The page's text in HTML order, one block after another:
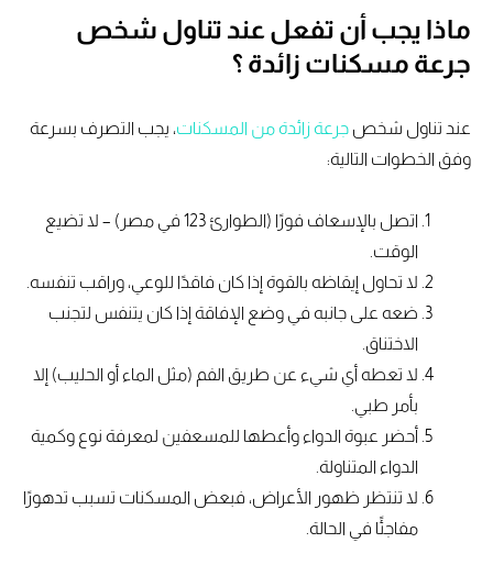
ماذا يجب أن تفعل عند تناول شخص
جرعة مسكنات زائدة ؟
عند تناول شخص جرعة زائدة من المسكنات، يجب التصرف بسرعة
وفق الخطوات التالية:
اتصل بالإسعاف فورًا (الطوارئ 123 في مصر) – لا تضيع
الوقت.
لا تحاول إيقاظه بالقوة إذا كان فاقدًا للوعي، وراقب تنفسه.
ضعه على جانبه في وضع الإفاقة إذا كان يتنفس لتجنب
الاختناق.
لا تعطه أي شيء عن طريق الفم (مثل الماء أو الحليب) إلا
بأمر طبي.
أحضر عبوة الدواء وأعطها للمسعفين لمعرفة نوع وكمية
الدواء المتناولة.
لا تنتظر ظهور الأعراض، فبعض المسكنات تسبب تدهورًا
مفاجئًا في الحالة.